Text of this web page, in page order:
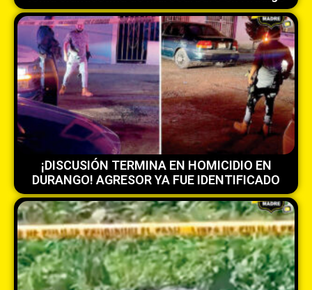
¡DISCUSIÓN TERMINA EN HOMICIDIO EN
DURANGO! AGRESOR YA FUE IDENTIFICADO